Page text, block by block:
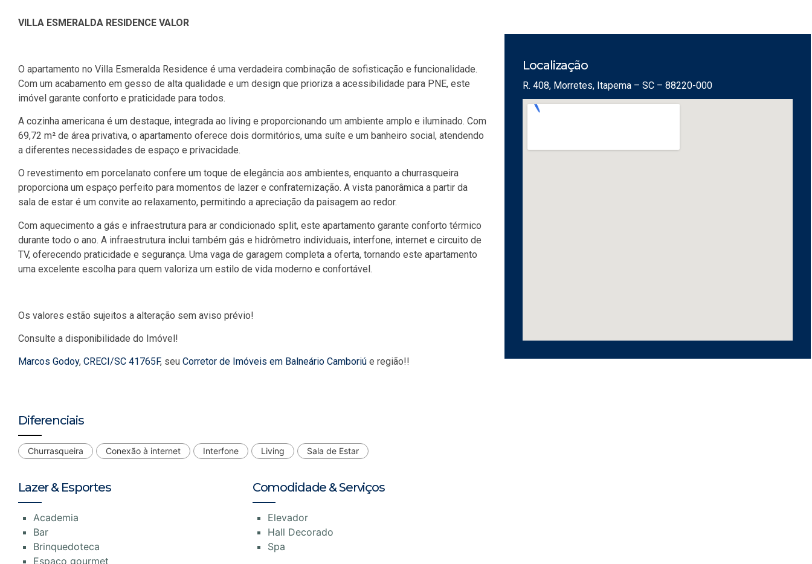
VILLA ESMERALDA RESIDENCE VALOR
O apartamento no Villa Esmeralda Residence é uma verdadeira combinação de sofisticação e funcionalidade.
Com um acabamento em gesso de alta qualidade e um design que prioriza a acessibilidade para PNE, este
imóvel garante conforto e praticidade para todos.
A cozinha americana é um destaque, integrada ao living e proporcionando um ambiente amplo e iluminado. Com
69,72 m² de área privativa, o apartamento oferece dois dormitórios, uma suíte e um banheiro social, atendendo
a diferentes necessidades de espaço e privacidade.
O revestimento em porcelanato confere um toque de elegância aos ambientes, enquanto a churrasqueira
proporciona um espaço perfeito para momentos de lazer e confraternização. A vista panorâmica a partir da
sala de estar é um convite ao relaxamento, permitindo a apreciação da paisagem ao redor.
Com aquecimento a gás e infraestrutura para ar condicionado split, este apartamento garante conforto térmico
durante todo o ano. A infraestrutura inclui também gás e hidrômetro individuais, interfone, internet e circuito de
TV, oferecendo praticidade e segurança. Uma vaga de garagem completa a oferta, tornando este apartamento
uma excelente escolha para quem valoriza um estilo de vida moderno e confortável.
Os valores estão sujeitos a alteração sem aviso prévio!
Consulte a disponibilidade do Imóvel!
Marcos Godoy, CRECI/SC 41765F, seu Corretor de Imóveis em Balneário Camboriú e região!!
Diferenciais
Churrasqueira Conexão à internet Interfone Living Sala de Estar
Lazer & Esportes
Academia
Bar
Brinquedoteca
Espaço gourmet
Comodidade & Serviços
Elevador
Hall Decorado
Spa
Localização
R. 408, Morretes, Itapema – SC – 88220-000